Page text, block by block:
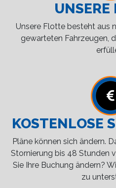
UNSERE
Unsere Flotte besteht aus
gewarteten Fahrzeugen,
KOSTENLOSE
Pläne können sich ändern.
Stornierung bis 48 Stunden
Sie Ihre Buchung ändern?
zu